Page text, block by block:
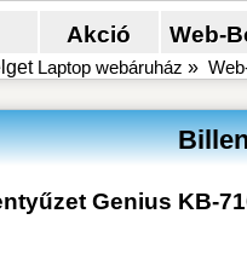
Akció Web-
Laptop webáruház »
Genius KB-